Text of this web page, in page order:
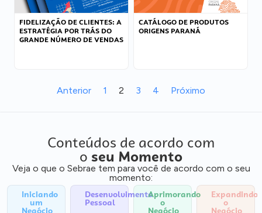
FIDELIZAÇÃO DE CLIENTES: A
ESTRATÉGIA POR TRÁS DO
GRANDE NÚMERO DE VENDAS
CATÁLOGO DE PRODUTOS
ORIGENS PARANÁ
Anterior 1 2 3 4 Próximo
Conteúdos de acordo com
o seu Momento
Veja o que o Sebrae tem para você de acordo com o seu
momento:
Iniciando
um
Negócio
Desenvolvimento
Pessoal
Aprimorando
o
Negócio
Expandindo
o
Negócio